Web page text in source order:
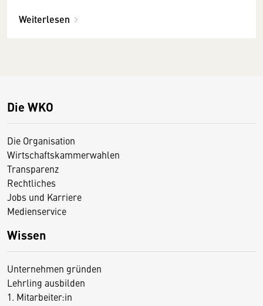
Weiterlesen
Die WKO
Die Organisation
Wirtschaftskammerwahlen
Transparenz
Rechtliches
Jobs und Karriere
Medienservice
Wissen
Unternehmen gründen
Lehrling ausbilden
1. Mitarbeiter:in